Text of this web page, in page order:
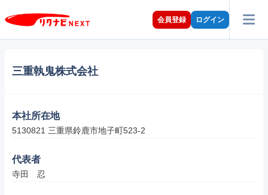
会員登録 ログイン
三重執鬼株式会社
本社所在地
5130821 三重県鈴鹿市地子町523-2
代表者
寺田　忍